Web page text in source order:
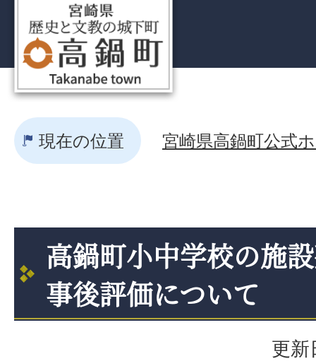
現在の位置 宮崎県高鍋町公式
高鍋町小中学校の施
事後評価について
更新